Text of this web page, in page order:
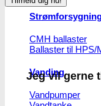
CMH ballaster
Ballaster til HPS/
Vanding
Vandpumper
Jeg vil gerne